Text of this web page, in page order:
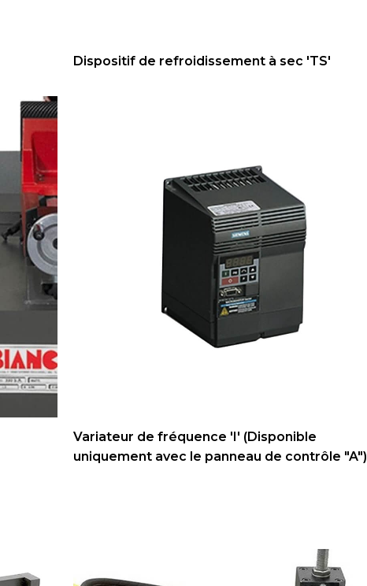
Dispositif de refroidissement à sec 'TS'
Variateur de fréquence 'I' (Disponible
uniquement avec le panneau de contrôle "A")